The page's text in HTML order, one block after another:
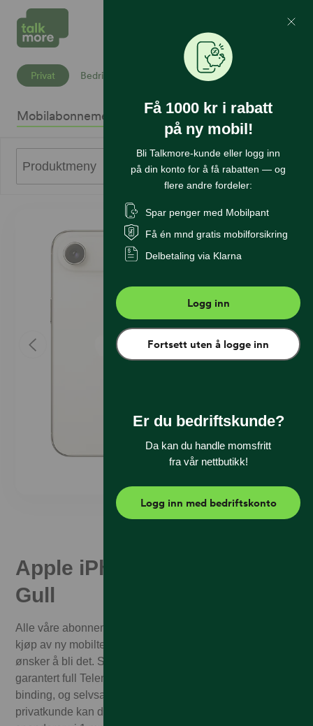
Mine Sider
Privat Bedrift
Mobilabonnement Mobiltelefoner InternettSikkerhet
Produktmeny
Apple iPhone 17 1 TB Lys
Gull
Alle våre abonnementskunder får 1.000,– i rabatt ved
kjøp av ny mobiltelefon. Enten du allerede er kunde eller
ønsker å bli det. Som Talkmore-kunde får du alltid
garantert full Telenor-dekning – til Talkmorepriser, ingen
binding, og selvsagt fri frakt og rask levering! Som
privatkunde kan du også velge delbetaling. I tillegg
Få 1000 kr i rabatt
på ny mobil!
Bli Talkmore-kunde eller logg inn
på din konto for å få rabatten — og
flere andre fordeler:
Spar penger med Mobilpant
Få én mnd gratis mobilforsikring
Delbetaling via Klarna
Logg inn
Fortsett uten å logge inn
Er du bedriftskunde?
Da kan du handle momsfritt
fra vår nettbutikk!
Logg inn med bedriftskonto